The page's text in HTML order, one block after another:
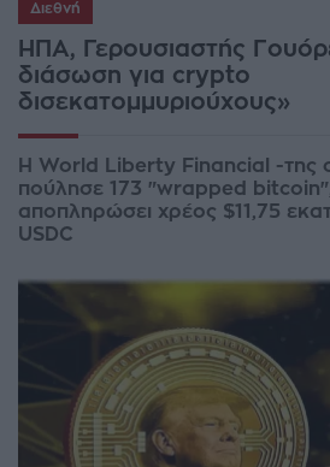
Διεθνή
ΗΠΑ, Γερουσιαστής
διάσωση για crypto
δισεκατομμυριούχους»
H World Liberty Financial -της
πούλησε 173 "wrapped
αποπληρώσει χρέος $11,75
USDC